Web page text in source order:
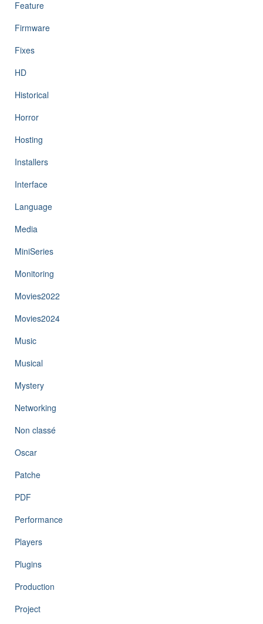
Feature
Firmware
Fixes
HD
Historical
Horror
Hosting
Installers
Interface
Language
Media
MiniSeries
Monitoring
Movies2022
Movies2024
Music
Musical
Mystery
Networking
Non classé
Oscar
Patche
PDF
Performance
Players
Plugins
Production
Project